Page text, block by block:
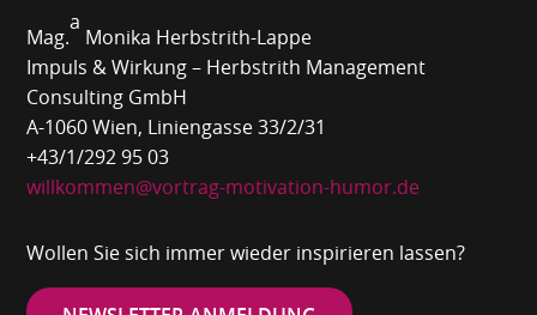
Mag.
a
Monika Herbstrith-Lappe
Impuls & Wirkung – Herbstrith Management
Consulting GmbH
A-1060 Wien, Liniengasse 33/2/31
+43/1/292 95 03
willkommen@vortrag-motivation-humor.de
Wollen Sie sich immer wieder inspirieren lassen?